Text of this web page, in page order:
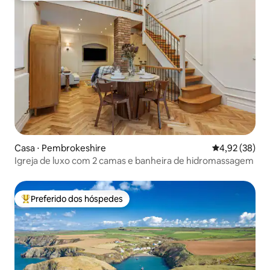
Casa ⋅ Pembrokeshire 4,92 de uma
4,92 (38)
Igreja de luxo com 2 camas e banheira de hidromassagem
Entre os melhores preferidos dos hóspedes
Preferido dos hóspedes